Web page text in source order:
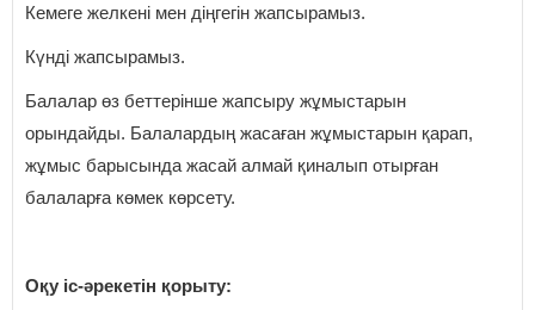
Кемеге желкені мен діңгегін жапсырамыз.
Күнді жапсырамыз.
Балалар өз беттерінше жапсыру жұмыстарын
орындайды. Балалардың жасаған жұмыстарын қарап,
жұмыс барысында жасай алмай қиналып отырған
балаларға көмек көрсету.
Оқу іс-әрекетін қорыту: